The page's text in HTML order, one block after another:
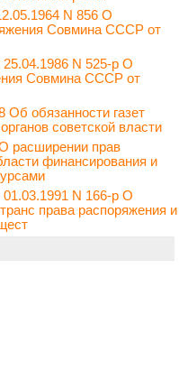
N 856 О
Совмина СССР от
N 525-р О
Совмина СССР от
обязанности газет
советской власти
расширении прав
финансирования и
N 166-р О
права распоряжения и